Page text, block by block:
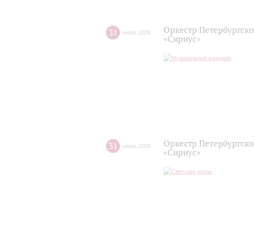
31 июля 2026
Оркестр
«Сириус»
31 июля 2026
Оркестр
«Сириус»